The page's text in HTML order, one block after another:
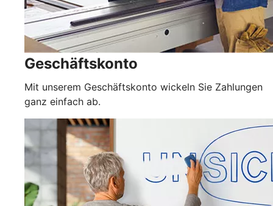
Geschäftskonto
Mit unserem Geschäftskonto wickeln Sie Zahlungen
ganz einfach ab.